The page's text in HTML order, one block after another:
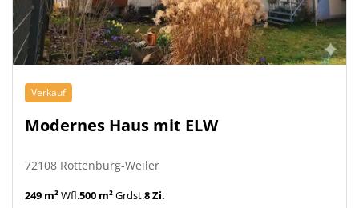
Verkauf
Modernes Haus mit ELW
72108 Rottenburg-Weiler
249 m²Wfl.500 m²Grdst.8 Zi.